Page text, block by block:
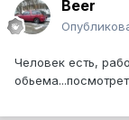
Beer
Человек есть,